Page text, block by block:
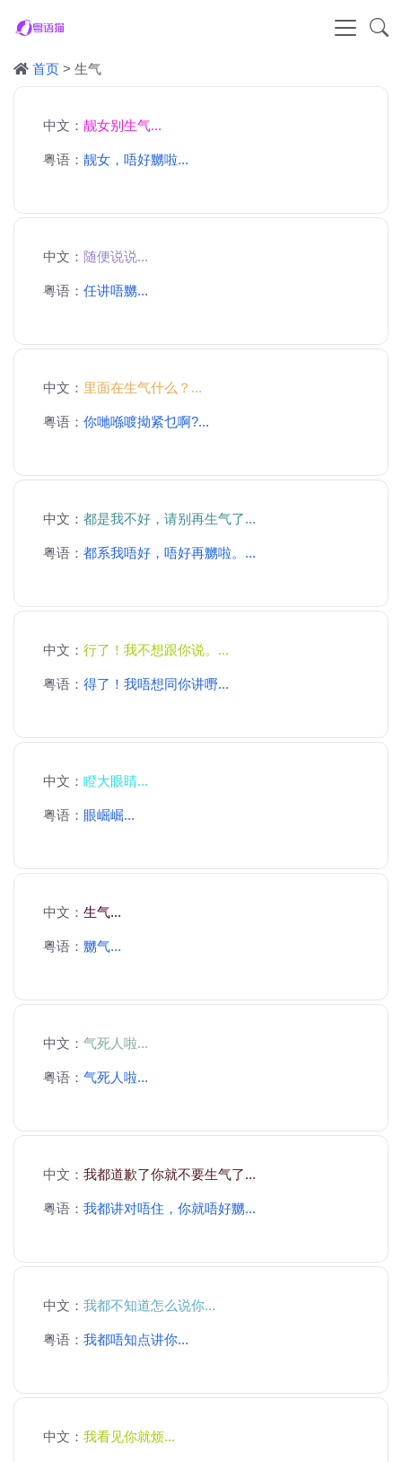
首页 > 生气
中文： 靓女别生气...
粤语： 靓女，唔好嬲啦...
中文： 随便说说...
粤语： 任讲唔嬲...
中文： 里面在生气什么？...
粤语： 你哋喺喥拗紧乜啊?...
中文： 都是我不好，请别再生气了...
粤语： 都系我唔好，唔好再嬲啦。...
中文： 行了！我不想跟你说。...
粤语： 得了！我唔想同你讲嘢...
中文： 瞪大眼睛...
粤语： 眼崛崛...
中文： 生气...
粤语： 嬲气...
中文： 气死人啦...
粤语： 气死人啦...
中文： 我都道歉了你就不要生气了...
粤语： 我都讲对唔住，你就唔好嬲...
中文： 我都不知道怎么说你...
粤语： 我都唔知点讲你...
中文： 我看见你就烦...